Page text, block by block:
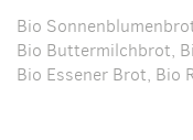
Bio
Bio Buttermilchbrot,
Bio Essener Brot, Bio